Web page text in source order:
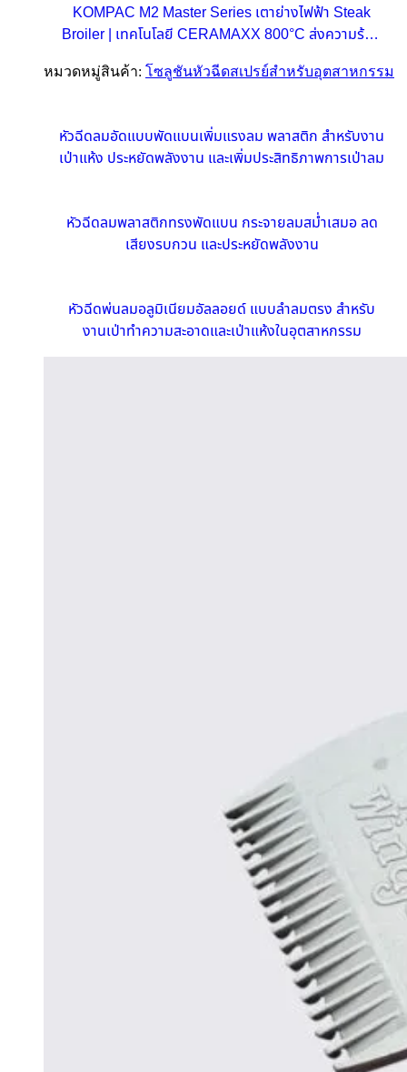
KOMPAC M2 Master Series เตาย่างไฟฟ้า Steak
Broiler | เทคโนโลยี CERAMAXX 800°C ส่งความร้อน
หมวดหมู่สินค้า: โซลูชันหัวฉีดสเปรย์สำหรับอุตสาหกรรม
หัวฉีดลมอัดแบบพัดแบนเพิ่มแรงลม พลาสติก สำหรับงาน
เป่าแห้ง ประหยัดพลังงาน และเพิ่มประสิทธิภาพการเป่าลม
หัวฉีดลมพลาสติกทรงพัดแบน กระจายลมสม่ำเสมอ ลด
เสียงรบกวน และประหยัดพลังงาน
หัวฉีดพ่นลมอลูมิเนียมอัลลอยด์ แบบลำลมตรง สำหรับ
งานเป่าทำความสะอาดและเป่าแห้งในอุตสาหกรรม